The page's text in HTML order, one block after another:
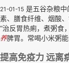
21-01-15 是五谷杂粮
素、膳食纤维、烟酸
“治反胃热痢，煮粥食
养脾胃。常喝小米粥
提高免疫力 远离